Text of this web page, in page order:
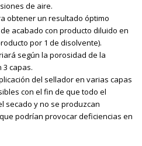
de aire.
obtener un resultado óptimo
acabado con producto diluido en
por 1 de disolvente).
según la porosidad de la
3 capas.
del sellador en varias capas
con el fin de que todo el
secado y no se produzcan
podrían provocar deficiencias en